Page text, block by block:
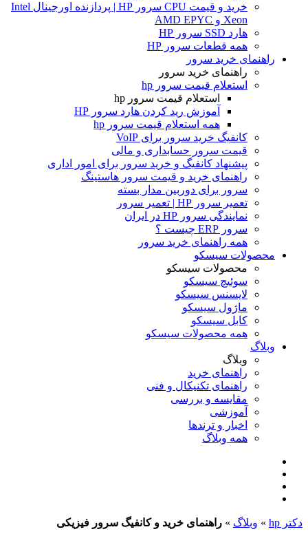
خرید و قیمت CPU سرور HP | پردازنده اورجینال Intel
Xeon و AMD EPYC
هارد SSD سرور HP
همه قطعات سرور HP
راهنمای خرید سرور
راهنمای خرید سرور
استعلام قیمت سرور hp
استعلام قیمت سرور hp
آموزش ريد كردن هارد سرور HP
همه استعلام قیمت سرور hp
کانفیگ خرید سرور برای VoIP
قیمت سرور حسابداری و مالی
پیشنهاد کانفیگ و خرید سرور برای امور اداری
راهنمای خرید و قیمت سرور هاستینگ
سرور برای دوربین مدار بسته
تعمیر سرور HP | تعمیر سرور
نمایندگی سرور HP در ایران
سرور ERP چیست ؟
همه راهنمای خرید سرور
محصولات سیسکو
محصولات سیسکو
سوئیچ سیسکو
لایسنس سیسکو
ماژول سیسکو
کابل سیسکو
همه محصولات سیسکو
وبلاگ
وبلاگ
راهنمای خرید
راهنمای تکنیکال و فنی
مقایسه و بررسی
آموزشی
اخبار و ترندها
همه وبلاگ
دکتر hp » وبلاگ » راهنمای خرید و کانفیگ سرور فیزیکی